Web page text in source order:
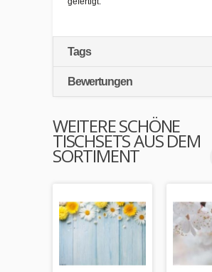
Tags
Bewertungen
WEITERE SCHÖNE
TISCHSETS AUS DEM
SORTIMENT